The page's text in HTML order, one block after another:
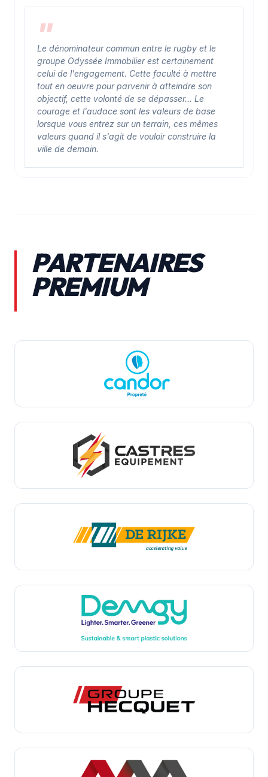
Le dénominateur commun entre le rugby et le
groupe Odyssée Immobilier est certainement
celui de l'engagement. Cette faculté à mettre
tout en oeuvre pour parvenir à atteindre son
objectif, cette volonté de se dépasser... Le
courage et l'audace sont les valeurs de base
lorsque vous entrez sur un terrain, ces mêmes
valeurs quand il s'agit de vouloir construire la
ville de demain.
PARTENAIRES
PREMIUM